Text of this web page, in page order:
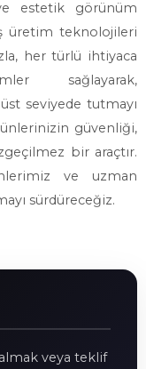
estetik görünüm
üretim teknolojileri
her türlü ihtiyaca
sağlayarak,
seviyede tutmayı
güvenliği,
bir araçtır.
ve uzman
sürdüreceğiz.
veya teklif